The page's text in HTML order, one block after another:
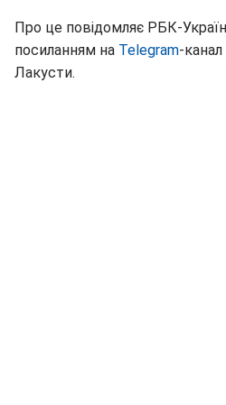
Про це повідомляє РБК-
посиланням на Telegram-канал
Лакусти.